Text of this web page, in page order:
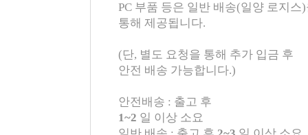
PC 부품 등은 일반 배송(일양 로지스
통해 제공됩니다.
(단, 별도 요청을 통해 추가 입금 후
안전 배송 가능합니다.)
안전배송 : 출고 후
1~2 일 이상 소요